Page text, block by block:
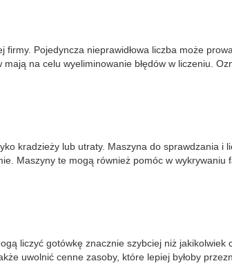
Pojedyncza nieprawidłowa liczba może
na celu wyeliminowanie błędów w liczeniu.
kradzieży lub utraty. Maszyna do sprawdzania i
Maszyny te mogą również pomóc w wykrywaniu
liczyć gotówkę znacznie szybciej niż jakikolwiek
uwolnić cenne zasoby, które lepiej byłoby